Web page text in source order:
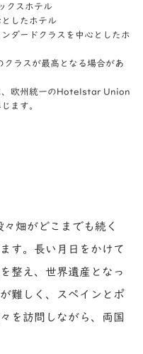
クスホテル
したホテル
ダードクラスを中心としたホ
最高となる場合があ
、欧州統一のHotelstar Union
ます。
畑がどこまでも続く
す。長い月日をかけて
整え、世界遺産となっ
難しく、スペインとポ
を訪問しながら、両国